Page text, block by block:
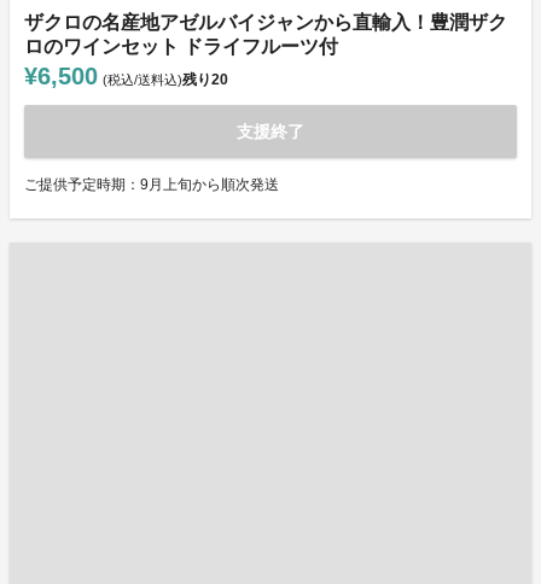
ザクロの名産地アゼルバイジャンから直輸入！豊潤ザク
ロのワインセット ドライフルーツ付
¥6,500 (税込/送料込)残り20
支援終了
ご提供予定時期：9月上旬から順次発送